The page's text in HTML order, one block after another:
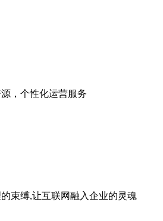
，个性化运营服务
束缚,让互联网融入企业的灵魂